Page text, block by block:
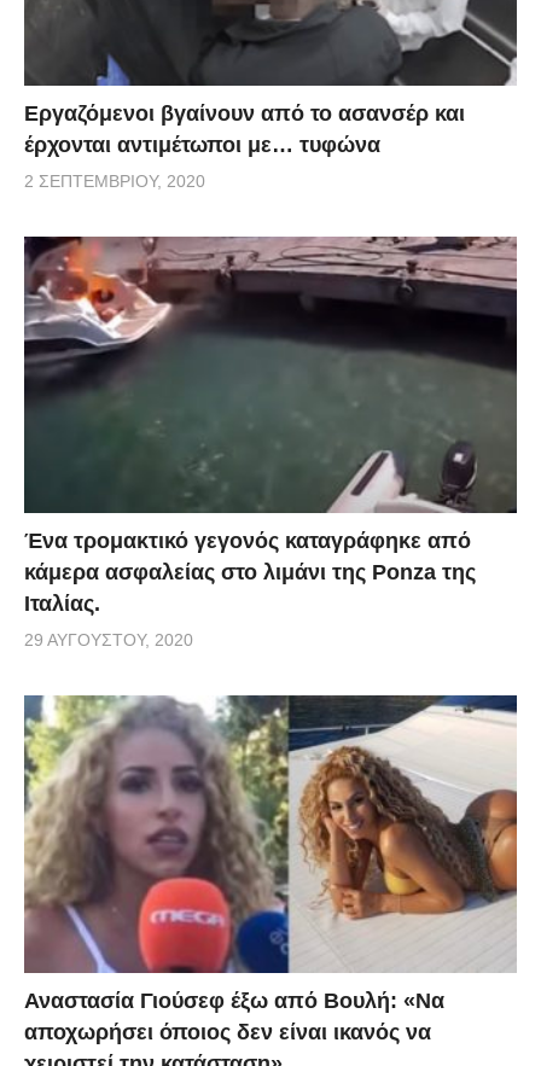
Εργαζόμενοι βγαίνουν από το ασανσέρ και
έρχονται αντιμέτωποι με… τυφώνα
2 ΣΕΠΤΕΜΒΡΊΟΥ, 2020
Ένα τρομακτικό γεγονός καταγράφηκε από
κάμερα ασφαλείας στο λιμάνι της Ponza της
Ιταλίας.
29 ΑΥΓΟΎΣΤΟΥ, 2020
Αναστασία Γιούσεφ έξω από Βουλή: «Να
αποχωρήσει όποιος δεν είναι ικανός να